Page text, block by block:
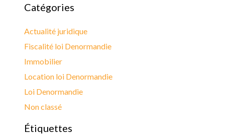
Catégories
Actualité juridique
Fiscalité loi Denormandie
Immobilier
Location loi Denormandie
Loi Denormandie
Non classé
Étiquettes